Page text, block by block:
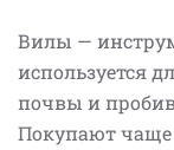
Вилы —
используется
почвы и
Покупают чаще